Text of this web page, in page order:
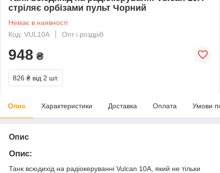
стріляє орбізами пульт Чорний
Немає в наявності
Код: VUL10A
Опт і роздріб
948 ₴
826 ₴ від 2 шт.
Опис Характеристики Доставка Оплата Умови
Опис
Опис:
Танк всюдихід на радіокеруванні Vulcan 10A, який не тільки